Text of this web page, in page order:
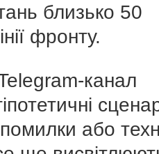
близько 50
фронту.
канал
або